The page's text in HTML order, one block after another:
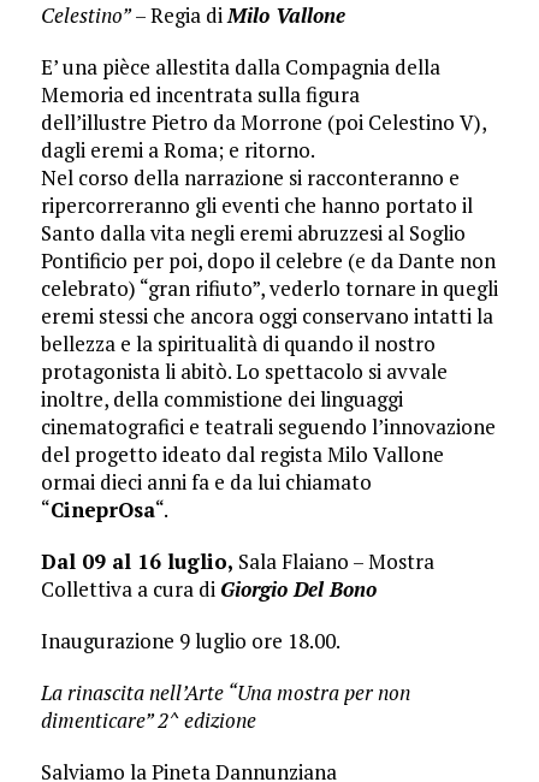
Celestino”– Regia diMilo Vallone
E’ una pièce allestita dalla Compagnia della
Memoria ed incentrata sulla figura
dell’illustre Pietro da Morrone (poi Celestino V),
dagli eremi a Roma; e ritorno.
Nel corso della narrazione si racconteranno e
ripercorreranno gli eventi che hanno portato il
Santo dalla vita negli eremi abruzzesi al Soglio
Pontificio per poi, dopo il celebre (e da Dante non
celebrato) “gran rifiuto”, vederlo tornare in quegli
eremi stessi che ancora oggi conservano intatti la
bellezza e la spiritualità di quando il nostro
protagonista li abitò. Lo spettacolo si avvale
inoltre, della commistione dei linguaggi
cinematografici e teatrali seguendo l’innovazione
del progetto ideato dal regista Milo Vallone
ormai dieci anni fa e da lui chiamato
“CineprOsa“.
Dal 09 al 16 luglio, Sala Flaiano – Mostra
Collettiva a cura di Giorgio Del Bono
Inaugurazione 9 luglio ore 18.00.
La rinascita nell’Arte “Una mostra per non
dimenticare” 2^ edizione
Salviamo la Pineta Dannunziana